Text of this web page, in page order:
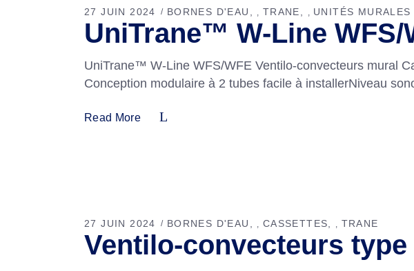
27 JUIN 2024 BORNES D'EAU TRANE UNITÉS MURALES
UniTrane™ W-Line
UniTrane™ W-Line WFS/WFE Ventilo-convecteurs mural
Conception modulaire à 2 tubes facile à installerNiveau
Read More
27 JUIN 2024 BORNES D'EAU CASSETTES TRANE
Ventilo-convecteurs type